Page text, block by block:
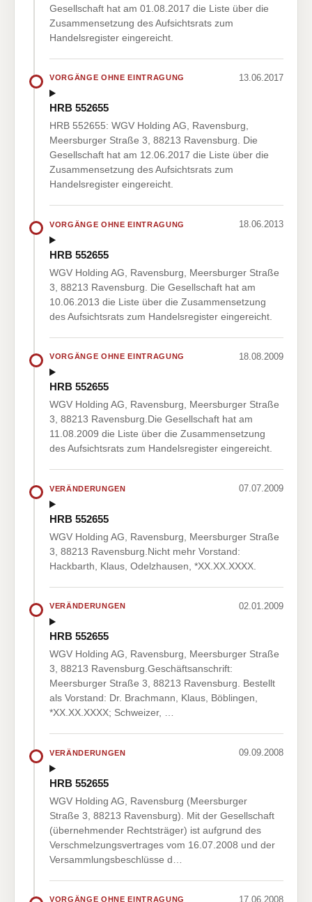
Gesellschaft hat am 01.08.2017 die Liste über die
Zusammensetzung des Aufsichtsrats zum
Handelsregister eingereicht.
VORGÄNGE OHNE EINTRAGUNG 13.06.2017
HRB 552655
HRB 552655: WGV Holding AG, Ravensburg,
Meersburger Straße 3, 88213 Ravensburg. Die
Gesellschaft hat am 12.06.2017 die Liste über die
Zusammensetzung des Aufsichtsrats zum
Handelsregister eingereicht.
VORGÄNGE OHNE EINTRAGUNG 18.06.2013
HRB 552655
WGV Holding AG, Ravensburg, Meersburger Straße
3, 88213 Ravensburg. Die Gesellschaft hat am
10.06.2013 die Liste über die Zusammensetzung
des Aufsichtsrats zum Handelsregister eingereicht.
VORGÄNGE OHNE EINTRAGUNG 18.08.2009
HRB 552655
WGV Holding AG, Ravensburg, Meersburger Straße
3, 88213 Ravensburg.Die Gesellschaft hat am
11.08.2009 die Liste über die Zusammensetzung
des Aufsichtsrats zum Handelsregister eingereicht.
VERÄNDERUNGEN 07.07.2009
HRB 552655
WGV Holding AG, Ravensburg, Meersburger Straße
3, 88213 Ravensburg.Nicht mehr Vorstand:
Hackbarth, Klaus, Odelzhausen, *XX.XX.XXXX.
VERÄNDERUNGEN 02.01.2009
HRB 552655
WGV Holding AG, Ravensburg, Meersburger Straße
3, 88213 Ravensburg.Geschäftsanschrift:
Meersburger Straße 3, 88213 Ravensburg. Bestellt
als Vorstand: Dr. Brachmann, Klaus, Böblingen,
*XX.XX.XXXX; Schweizer, …
VERÄNDERUNGEN 09.09.2008
HRB 552655
WGV Holding AG, Ravensburg (Meersburger
Straße 3, 88213 Ravensburg). Mit der Gesellschaft
(übernehmender Rechtsträger) ist aufgrund des
Verschmelzungsvertrages vom 16.07.2008 und der
Versammlungsbeschlüsse d…
VORGÄNGE OHNE EINTRAGUNG 17.06.2008